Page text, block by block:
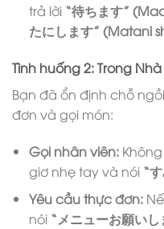
trả lời “待ちます”
たにします” (Matani
Tình huống 2: Trong
Bạn đã ổn định chỗ
đơn và gọi món:
Gọi nhân viên:
giơ nhẹ tay và nói “
Yêu cầu thực đơn:
nói “メニューお願い